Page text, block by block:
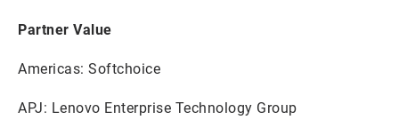
Partner Value
Americas: Softchoice
APJ: Lenovo Enterprise Technology Group